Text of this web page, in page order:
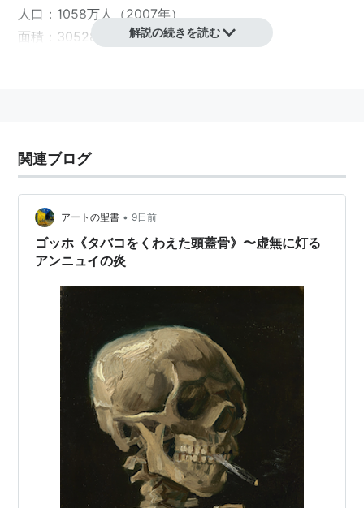
人口：1058万人（2007年）
面積：30528平方km
が話されており、これらが公用語となっている。また葡
萄が育ちにくい風土のために、ワインの代わりに個性的
なビールが多く作られている。「ビールの本場」という
ドイツ
ビールが人気を集めている。
解説の続きを読む
関連ブログ
アートの聖書 • 9日前
ゴッホ《タバコをくわえた頭蓋骨》〜虚無に灯る
アンニュイの炎